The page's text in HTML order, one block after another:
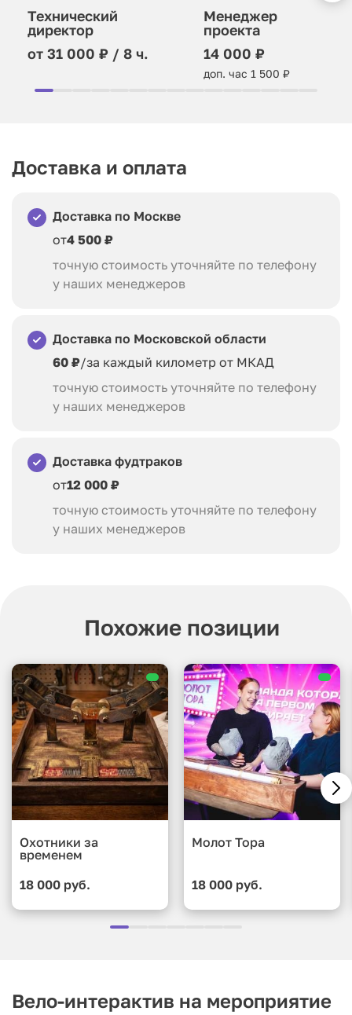
Технический
директор
от 31 000 ₽ / 8 ч.
Менеджер
проекта
14 000 ₽
доп. час 1 500 ₽
Доставка и оплата
Доставка по Москве
от4 500 ₽
точную стоимость уточняйте по телефону
у наших менеджеров
Доставка по Московской области
60 ₽/за каждый километр от МКАД
точную стоимость уточняйте по телефону
у наших менеджеров
Доставка фудтраков
от12 000 ₽
точную стоимость уточняйте по телефону
у наших менеджеров
Похожие позиции
Охотники за
временем
18 000 руб.
Молот Тора
18 000 руб.
Вело-интерактив на мероприятие